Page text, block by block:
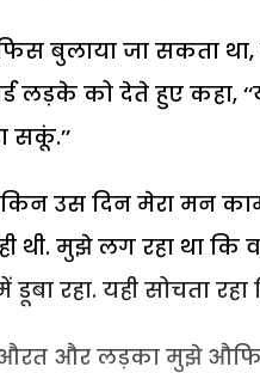
बुलाया जा सकता था,
लड़के को देते हुए कहा,
सकूं.’’
उस दिन मेरा मन
थी. मुझे लग रहा था कि
रहा. यही सोचता रहा
और लड़का मुझे